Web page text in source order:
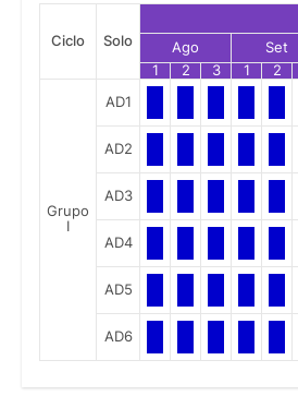
Ciclo Solo Ago Set
1
2 3 1 2
Grupo
I
AD1
AD2
AD3
AD4
AD5
AD6